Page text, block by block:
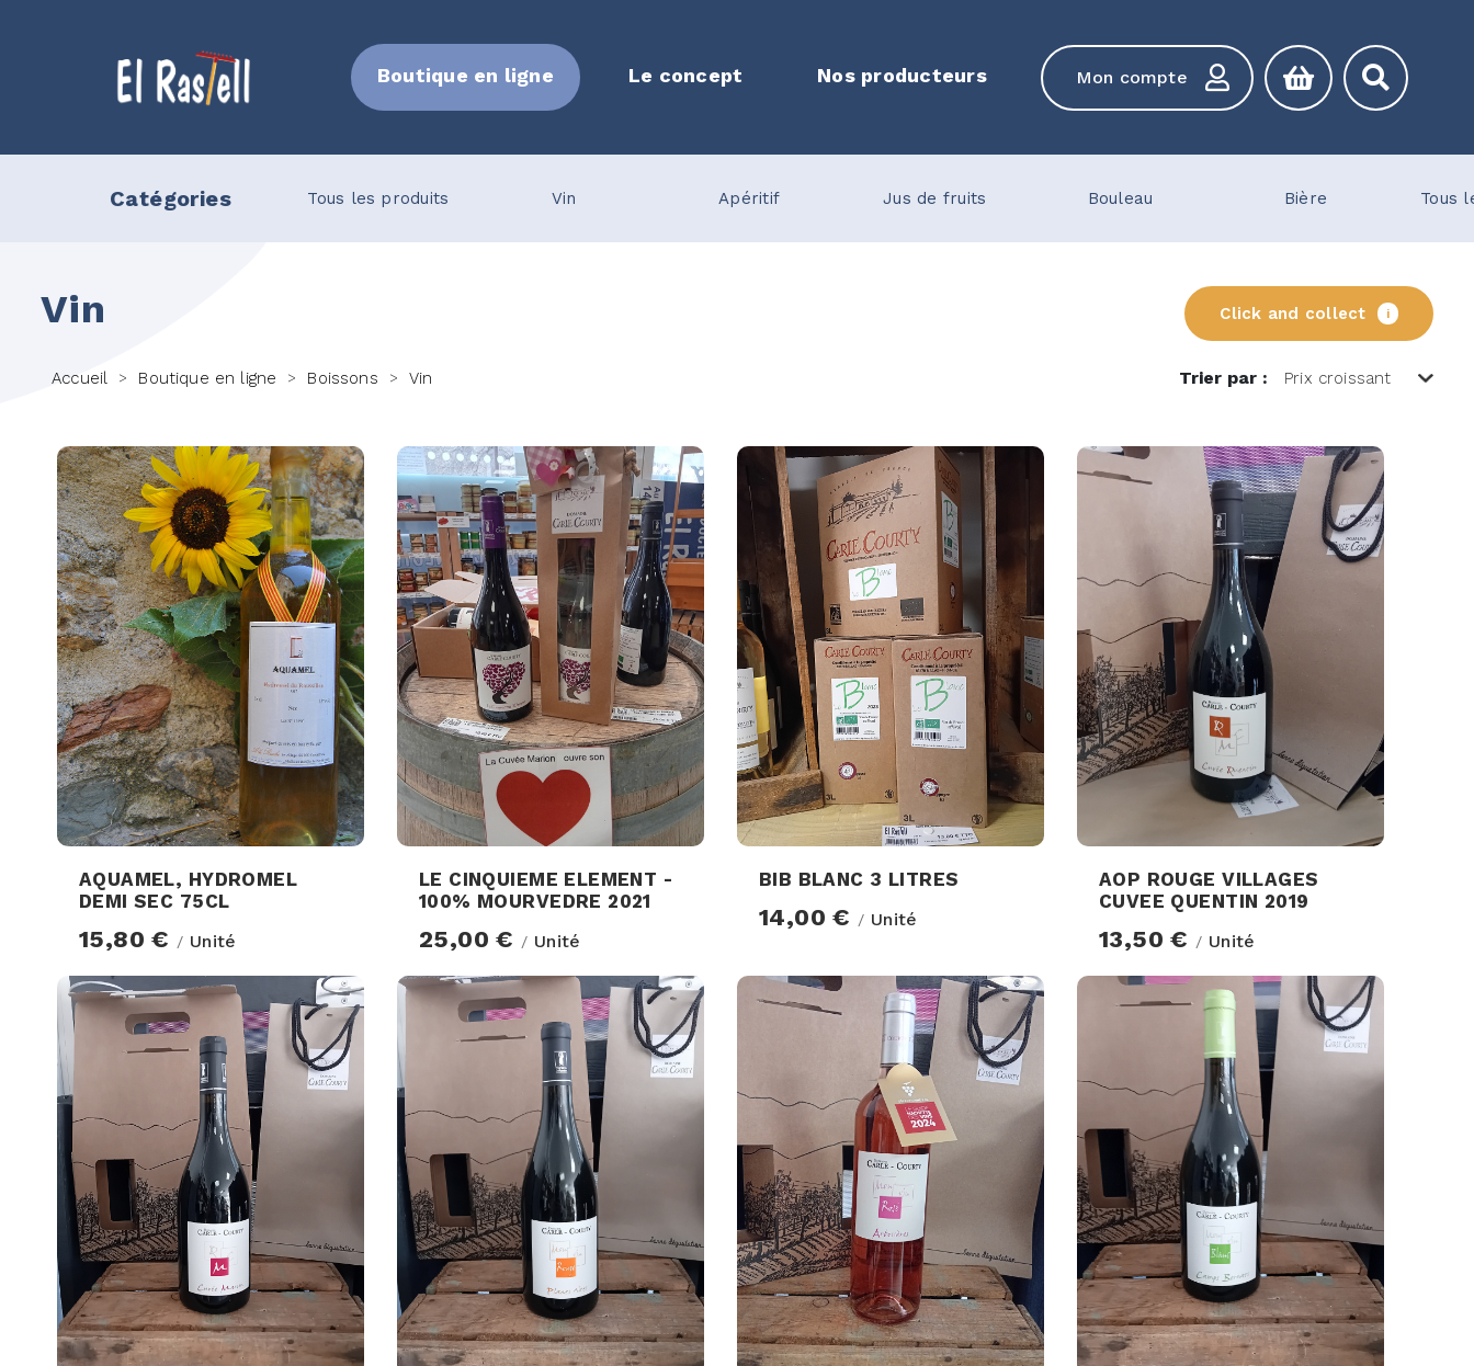
Boutique en ligne Le concept Nos producteurs Mon compte
Catégories
Bière Tous les produits Vin Apéritif Jus de fruits Bouleau Bière Tous
Vin Click and collect i
Accueil > Boutique en ligne > Boissons > Vin Trier par :
AQUAMEL, HYDROMEL
DEMI SEC 75CL
15,80 € / Unité
LE CINQUIEME ELEMENT -
100% MOURVEDRE 2021
25,00 € / Unité
BIB BLANC 3 LITRES
14,00 € / Unité
AOP ROUGE VILLAGES
CUVEE QUENTIN 2019
13,50 € / Unité